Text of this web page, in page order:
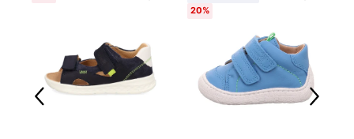
20%